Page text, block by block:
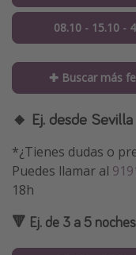
08.10 - 15.10 -
✚ Buscar más
🔸 Ej. desde Sevilla
*¿Tienes dudas o
Puedes llamar al
18h
🔻 Ej. de 3 a 5 noches